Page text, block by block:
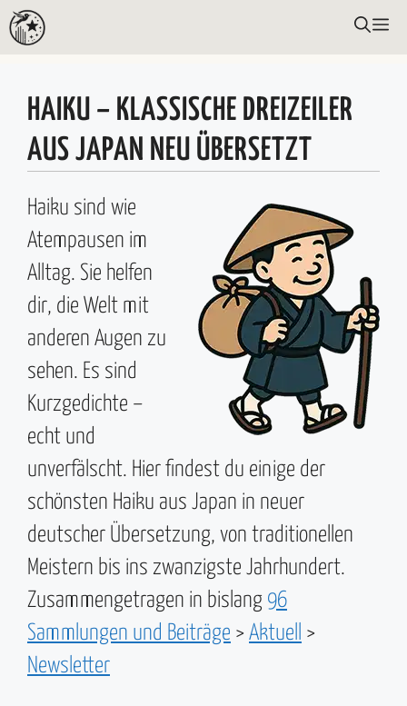
Zum
Inhalt
HAIKU – KLASSISCHE DREIZEILER
AUS JAPAN NEU ÜBERSETZT
Haiku sind wie
Atempausen im
Alltag. Sie helfen
dir, die Welt mit
anderen Augen zu
sehen. Es sind
Kurzgedichte –
echt und
unverfälscht. Hier findest du einige der
schönsten Haiku aus Japan in neuer
deutscher Übersetzung, von traditionellen
Meistern bis ins zwanzigste Jahrhundert.
Zusammengetragen in bislang 96
Sammlungen und Beiträge > Aktuell
>
Newsletter